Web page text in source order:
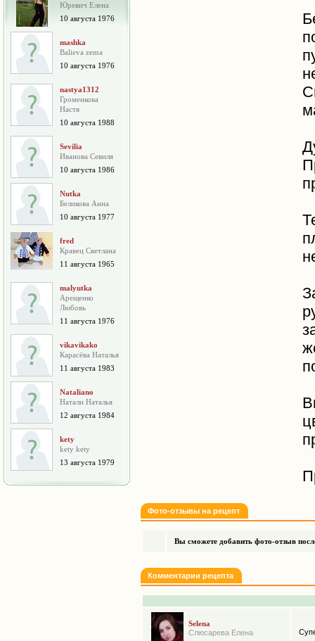
Юревич Елена
10 августа 1976
mashka
Balieva zema
10 августа 1976
nastya1312
Громенкова
Настя
10 августа 1988
Sevilia
Иванова Севиля
10 августа 1986
Nutka
Беликова Анна
10 августа 1977
fred
Кравец Светлана
11 августа 1965
malyutka
Арещенко
Любовь
11 августа 1976
vikavikako
Карасёва Наталья
11 августа 1983
Nataliano
Натали Наталья
12 августа 1984
kety
kety kety
13 августа 1979
Фото-отзывы на рецепт
Вы сможете добавить фото-отзыв
Комментарии рецепта
Selena
Слюсарева Елена